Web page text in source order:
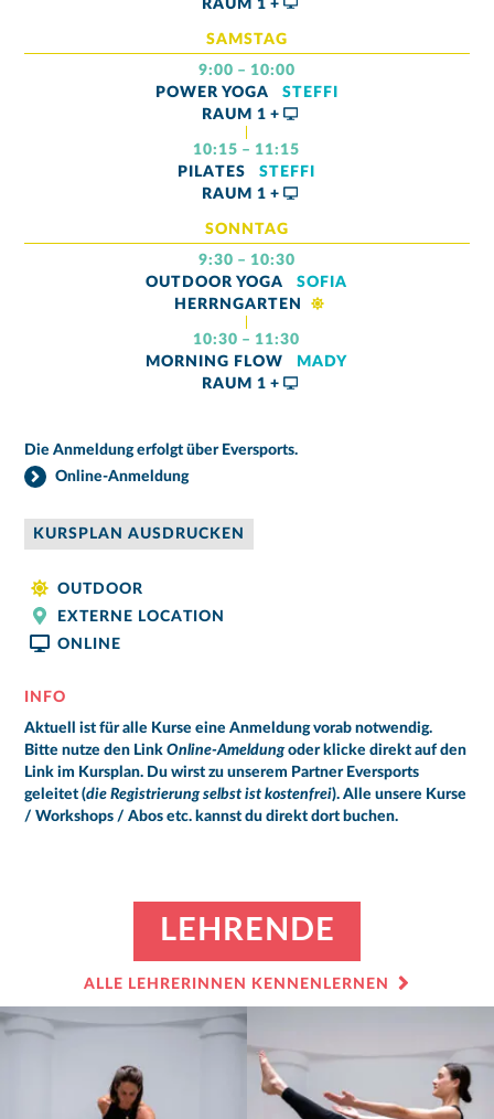
RAUM 1 +
SAMSTAG
9:00 – 10:00
POWER YOGA
STEFFI
RAUM 1 +
10:15 – 11:15
PILATES
STEFFI
RAUM 1 +
SONNTAG
9:30 – 10:30
OUTDOOR YOGA
SOFIA
HERRNGARTEN
10:30 – 11:30
MORNING FLOW
MADY
RAUM 1 +
Die Anmeldung erfolgt über Eversports.
Online-Anmeldung
KURSPLAN AUSDRUCKEN
OUTDOOR
EXTERNE LOCATION
ONLINE
INFO
Aktuell ist für alle Kurse eine Anmeldung vorab notwendig.
Bitte nutze den LinkOnline-Ameldungoder klicke direkt auf den
Link im Kursplan. Du wirst zu unserem Partner Eversports
geleitet (die Registrierung selbst ist kostenfrei). Alle unsere Kurse
/ Workshops / Abos etc. kannst du direkt dort buchen.
LEHRENDE
ALLE LEHRERINNEN KENNENLERNEN